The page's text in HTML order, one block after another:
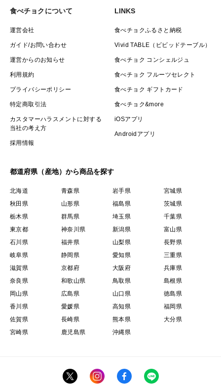
食べチョクについて
運営会社
ガイド/お問い合わせ
運営からのお知らせ
利用規約
プライバシーポリシー
特定商取引法
カスタマーハラスメントに対する
当社の考え方
採用情報
LINKS
食べチョクふるさと納税
Vivid TABLE（ビビッドテーブル）
食べチョク コンシェルジュ
食べチョク フルーツセレクト
食べチョク ギフトカード
食べチョク&more
iOSアプリ
Androidアプリ
都道府県（産地）から商品を探す
北海道 青森県 岩手県
宮城県
秋田県
山形県 福島県
茨城県
栃木県
群馬県 埼玉県
千葉県
東京都
神奈川県 新潟県
富山県
石川県
福井県 山梨県
長野県
岐阜県
静岡県 愛知県
三重県
滋賀県
京都府 大阪府
兵庫県
奈良県
和歌山県 鳥取県
島根県
岡山県
広島県 山口県
徳島県
香川県
愛媛県 高知県
福岡県
佐賀県
長崎県 熊本県
大分県
宮崎県
鹿児島県 沖縄県